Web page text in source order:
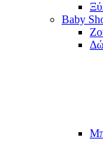
Baby